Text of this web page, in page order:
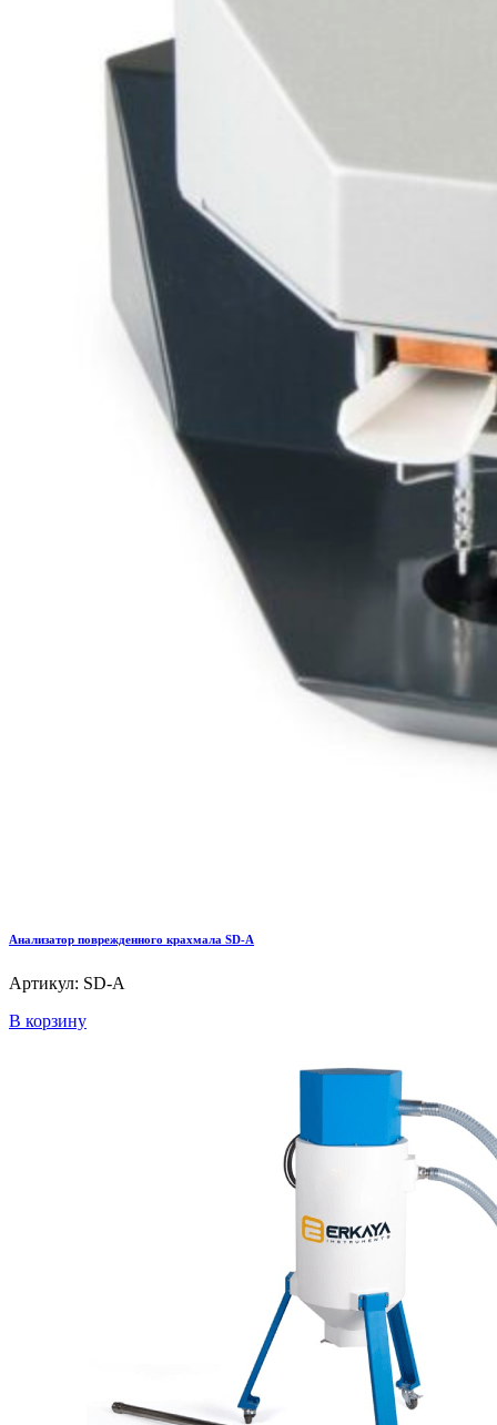
Анализатор поврежденного крахмала SD-A
Артикул: SD-A
В корзину